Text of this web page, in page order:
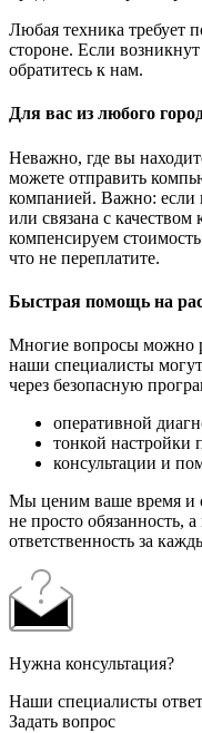
Любая техника требует
стороне. Если
обратитесь к нам.
Для вас из любого
Неважно, где вы
можете отправить
компанией. Важно: если
или связана с
компенсируем
что не переплатите.
Быстрая помощь на
Многие вопросы можно
наши специалисты
через безопасную
оперативной
тонкой настройки
консультации и
Мы ценим ваше время и
не просто обязанность,
ответственность за
Нужна консультация?
Наши специалисты
Задать вопрос